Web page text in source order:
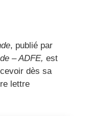
, publié par
– ADFE, est
dès sa
lettre